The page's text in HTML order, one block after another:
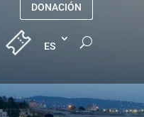
DONACIÓN